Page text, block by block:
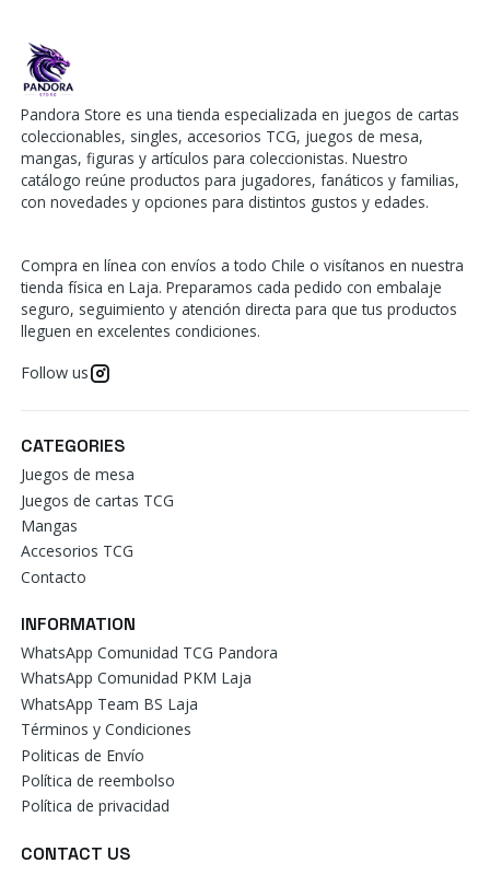
Pandora Store es una tienda especializada en juegos de cartas
coleccionables, singles, accesorios TCG, juegos de mesa,
mangas, figuras y artículos para coleccionistas. Nuestro
catálogo reúne productos para jugadores, fanáticos y familias,
con novedades y opciones para distintos gustos y edades.
Compra en línea con envíos a todo Chile o visítanos en nuestra
tienda física en Laja. Preparamos cada pedido con embalaje
seguro, seguimiento y atención directa para que tus productos
lleguen en excelentes condiciones.
Follow us
CATEGORIES
Juegos de mesa
Juegos de cartas TCG
Mangas
Accesorios TCG
Contacto
INFORMATION
WhatsApp Comunidad TCG Pandora
WhatsApp Comunidad PKM Laja
WhatsApp Team BS Laja
Términos y Condiciones
Politicas de Envío
Política de reembolso
Política de privacidad
CONTACT US